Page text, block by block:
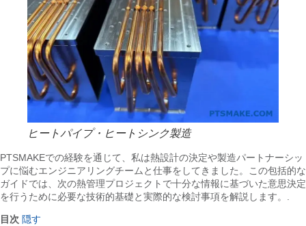
ヒートパイプ・ヒートシンク製造
PTSMAKEでの経験を通じて、私は熱設計の決定や製造パートナーシッ
プに悩むエンジニアリングチームと仕事をしてきました。この包括的な
ガイドでは、次の熱管理プロジェクトで十分な情報に基づいた意思決定
を行うために必要な技術的基礎と実際的な検討事項を解説します。.
目次 隠す